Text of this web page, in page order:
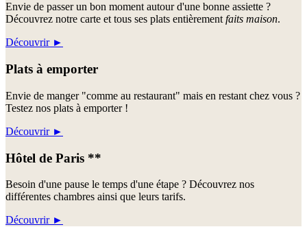
Envie de passer un bon moment autour d'une bonne assiette ?
Découvrez notre carte et tous ses plats entièrement faits maison.
Découvrir►
Plats à emporter
Envie de manger "comme au restaurant" mais en restant chez vous ?
Testez nos plats à emporter !
Découvrir►
Hôtel de Paris **
Besoin d'une pause le temps d'une étape ? Découvrez nos
différentes chambres ainsi que leurs tarifs.
Découvrir►